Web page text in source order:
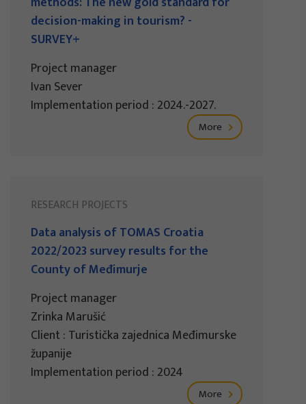
decision-making in tourism? -
SURVEY+
Project manager
Ivan Sever
Implementation period : 2024.-2027.
More
RESEARCH PROJECTS
Data analysis of TOMAS Croatia
2022/2023 survey results for the
County of Međimurje
Project manager
Zrinka Marušić
Client : Turistička zajednica Međimurske
županije
Implementation period : 2024
More